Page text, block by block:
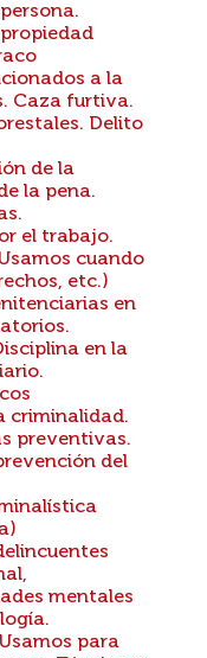
a la
Caza furtiva.
Delito
de la
la pena.
el trabajo.
cuando
etc.)
en
en la
criminalidad.
preventivas.
del
mentales
para